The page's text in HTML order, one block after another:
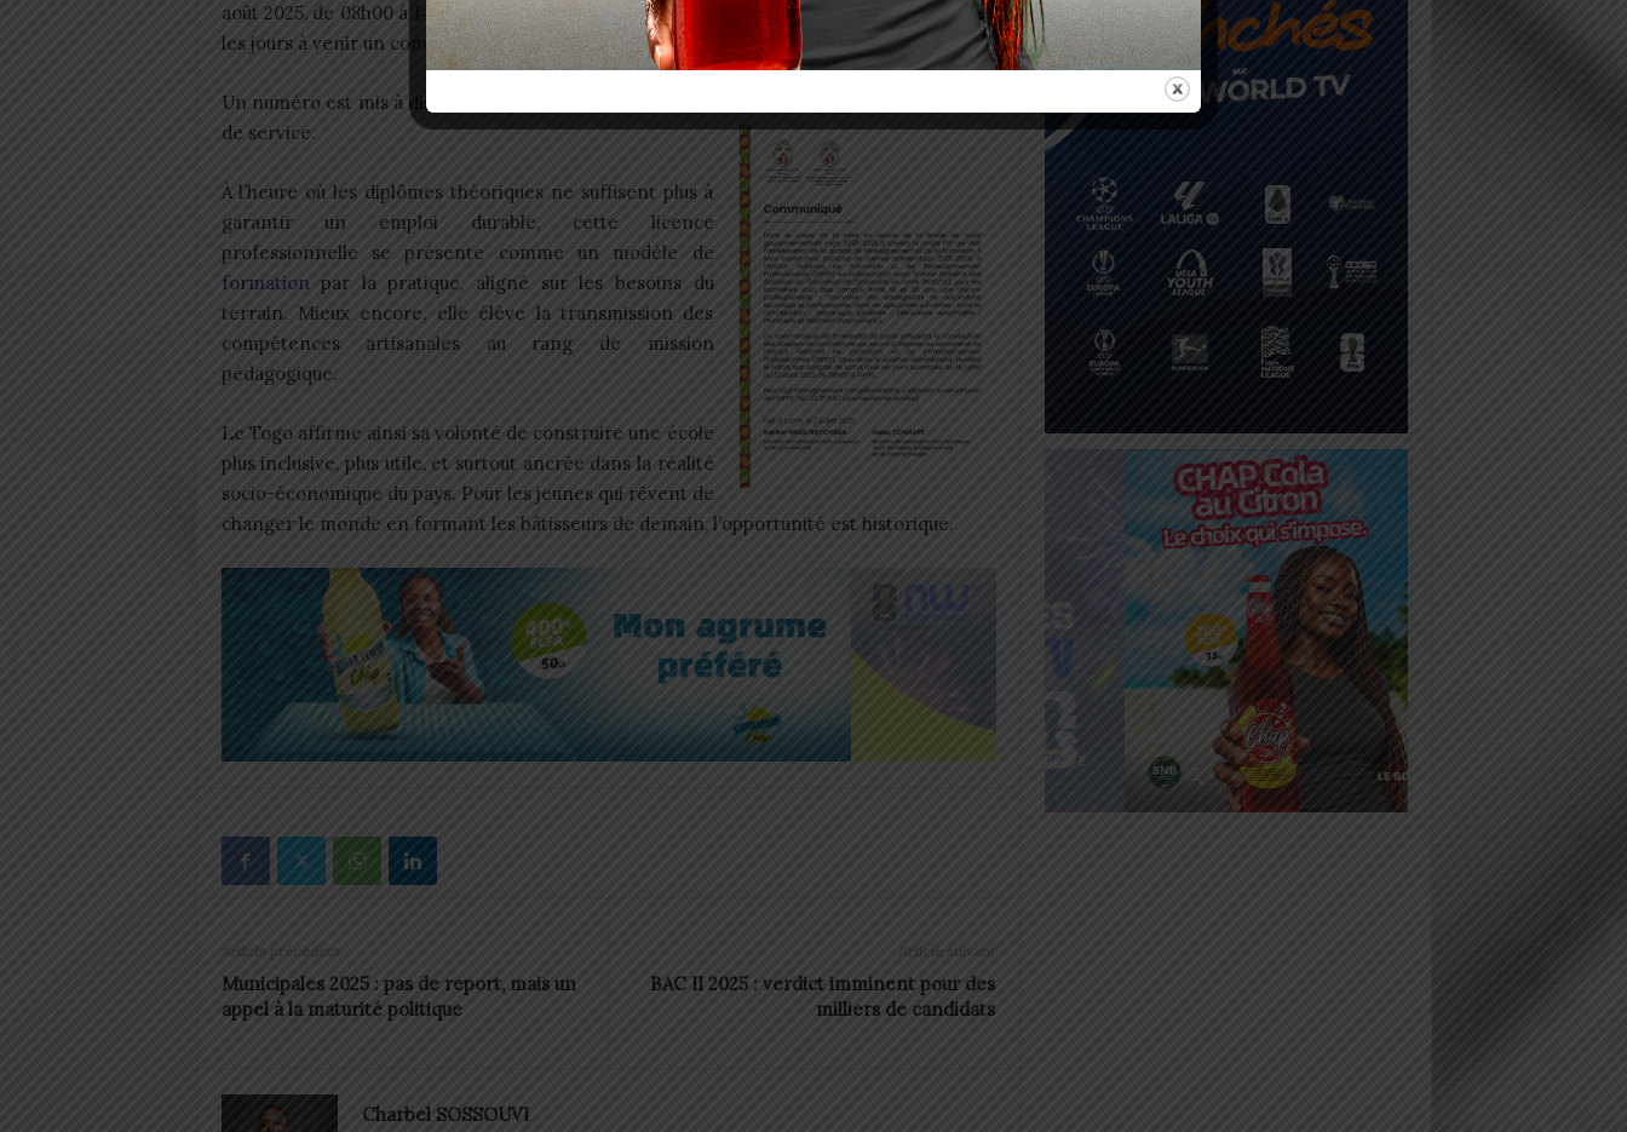
août 2025, de 08h00 à 14h30, tous les jours ouvrables. L’Université de Lomé publiera dans
les jours à venir un communiqué complémentaire précisant les pièces à fournir.
Un numéro est mis à disposition pour toute information : 22 21 11 07, joignable aux heures
de service.
À l’heure où les diplômes théoriques ne suffisent plus à
garantir un emploi durable, cette licence
professionnelle se présente comme un modèle de
formationpar la pratique, aligné sur les besoins du
terrain. Mieux encore, elle élève la transmission des
compétences artisanales au rang de mission
pédagogique.
Le Togo affirme ainsi sa volonté de construire une école
plus inclusive, plus utile, et surtout ancrée dans la réalité
socio-économique du pays. Pour les jeunes qui rêvent de
changer le monde en formant les bâtisseurs de demain, l’opportunité est historique.
Article précédent
Municipales 2025 : pas de report, mais un
appel à la maturité politique
Article suivant
BAC II 2025 : verdict imminent pour des
milliers de candidats
Charbel SOSSOUVI